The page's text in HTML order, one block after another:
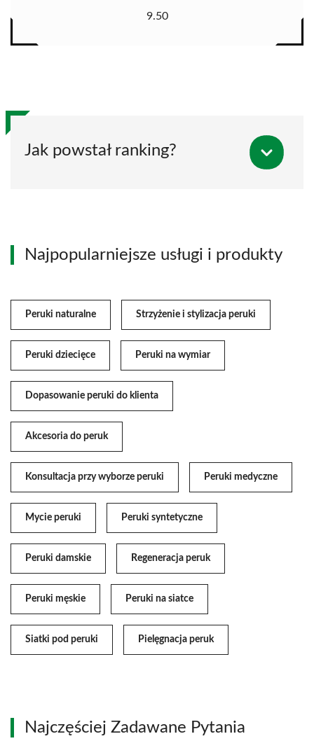
9.50
Jak powstał ranking?
Najpopularniejsze usługi i produkty
Peruki naturalne Strzyżenie i stylizacja peruki
Peruki dziecięce Peruki na wymiar
Dopasowanie peruki do klienta
Akcesoria do peruk
Konsultacja przy wyborze peruki Peruki medyczne
Mycie peruki Peruki syntetyczne
Peruki damskie Regeneracja peruk
Peruki męskie Peruki na siatce
Siatki pod peruki Pielęgnacja peruk
Najczęściej Zadawane Pytania